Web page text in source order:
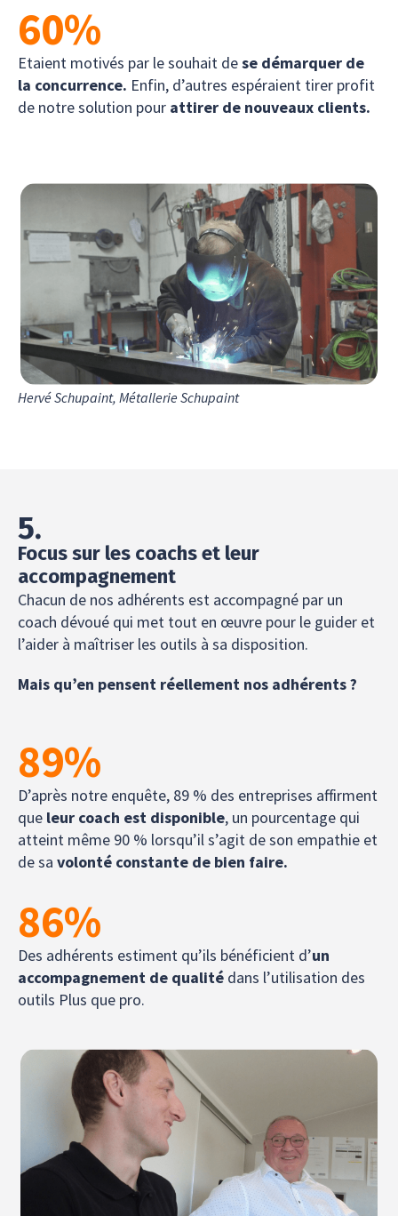
60%
Etaient motivés par le souhait dese démarquer de
la concurrence. Enfin, d’autres espéraient tirer profit
de notre solution pour attirer de nouveaux clients.
Hervé Schupaint, Métallerie Schupaint
5.
Focus sur les coachs et leur
accompagnement
Chacun de nos adhérents est accompagné par un
coach dévoué qui met tout en œuvre pour le guider et
l’aider à maîtriser les outils à sa disposition.
Mais qu’en pensent réellement nos adhérents ?
89%
D’après notre enquête, 89 % des entreprises affirment
que leur coach est disponible, un pourcentage qui
atteint même 90 % lorsqu’il s’agit de son empathie et
de sa volonté constante de bien faire.
86%
Des adhérents estiment qu’ils bénéficient d’un
accompagnement de qualité dans l’utilisation des
outils Plus que pro.